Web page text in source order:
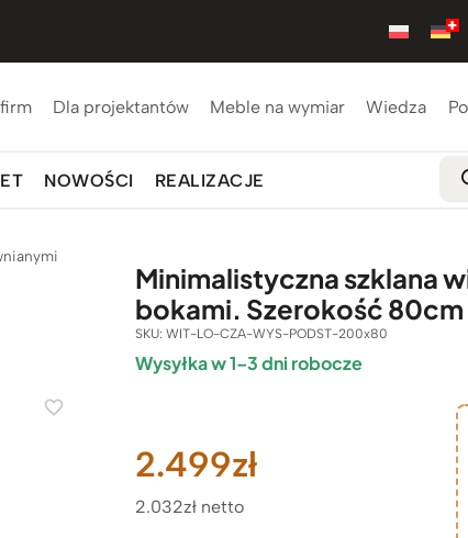
Dla projektantów Meble na wymiar Wiedza
NOWOŚCI REALIZACJE
Minimalistyczna szklana
bokami. Szerokość 80cm
SKU: WIT-LO-CZA-WYS-PODST-200x80
Wysyłka w 1–3 dni robocze
2.499zł
2.032zł netto